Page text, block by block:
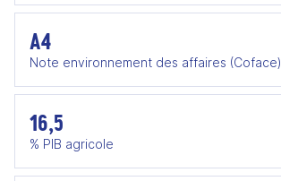
A4
Note environnement des affaires (Coface)
16,5
% PIB agricole